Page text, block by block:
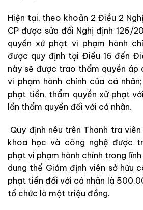
Hiện tại, theo khoản 2 Điều 2
CP được sửa đổi Nghị định 126/
quyền xử phạt vi phạm hành
được quy định tại Điều 16 đến
này sẽ được trao thẩm quyền áp
vi phạm hành chính của cá
phạt tiền, thẩm quyền xử phạt
lần thẩm quyền đối với cá nhân.
Quy định nêu trên Thanh tra
khoa học và công nghệ được
phạt vi phạm hành chính trong
dung thể Giám định viên sở hữu
phạt tiền đối với cá nhân là
tổ chức là một triệu đồng.